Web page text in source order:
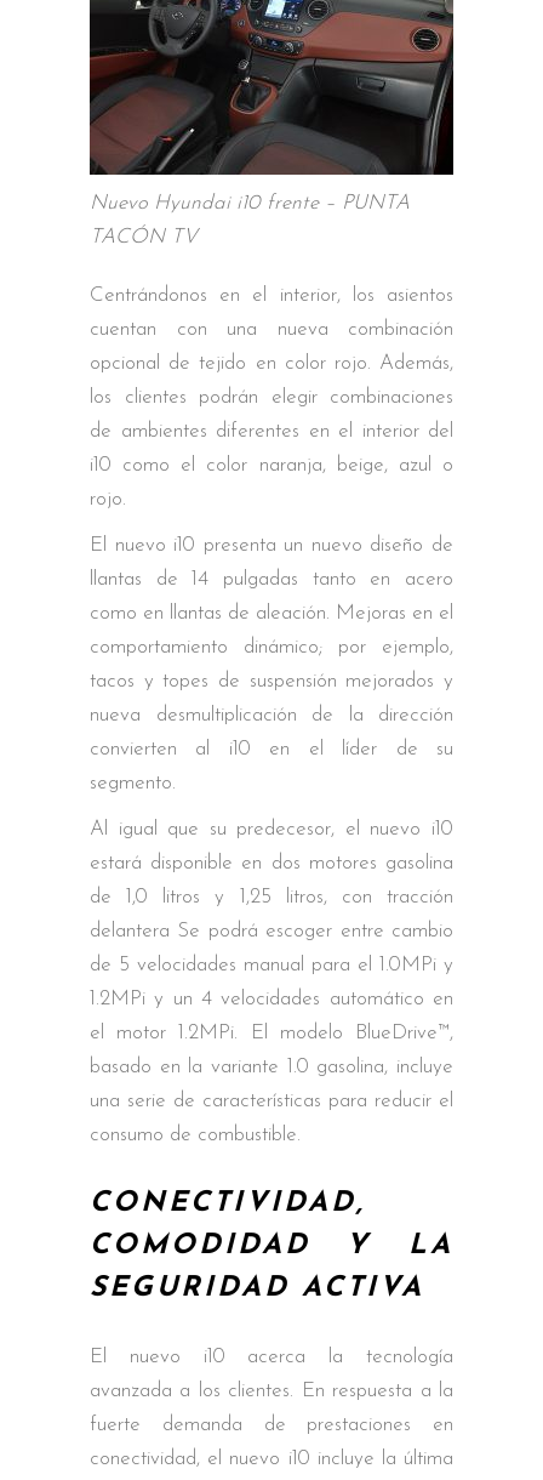
Nuevo Hyundai i10 frente – PUNTA
TACÓN TV
Centrándonos en el interior, los asientos
cuentan con una nueva combinación
opcional de tejido en color rojo. Además,
los clientes podrán elegir combinaciones
de ambientes diferentes en el interior del
i10 como el color naranja, beige, azul o
rojo.
El nuevo i10 presenta un nuevo diseño de
llantas de 14 pulgadas tanto en acero
como en llantas de aleación. Mejoras en el
comportamiento dinámico; por ejemplo,
tacos y topes de suspensión mejorados y
nueva desmultiplicación de la dirección
convierten al i10 en el líder de su
segmento.
Al igual que su predecesor, el nuevo i10
estará disponible en dos motores gasolina
de 1,0 litros y 1,25 litros, con tracción
delantera Se podrá escoger entre cambio
de 5 velocidades manual para el 1.0MPi y
1.2MPi y un 4 velocidades automático en
el motor 1.2MPi. El modelo BlueDrive™,
basado en la variante 1.0 gasolina, incluye
una serie de características para reducir el
consumo de combustible.
CONECTIVIDAD,
COMODIDAD Y LA
SEGURIDAD ACTIVA
El nuevo i10 acerca la tecnología
avanzada a los clientes. En respuesta a la
fuerte demanda de prestaciones en
conectividad, el nuevo i10 incluye la última